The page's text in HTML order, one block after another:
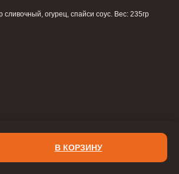
В КОРЗИНУ
сливочный, огурец, спайси соус. Вес: 235гр